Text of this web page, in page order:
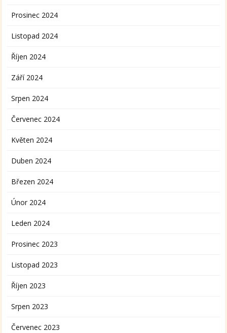
Prosinec 2024
Listopad 2024
Říjen 2024
Září 2024
Srpen 2024
Červenec 2024
Květen 2024
Duben 2024
Březen 2024
Únor 2024
Leden 2024
Prosinec 2023
Listopad 2023
Říjen 2023
Srpen 2023
Červenec 2023